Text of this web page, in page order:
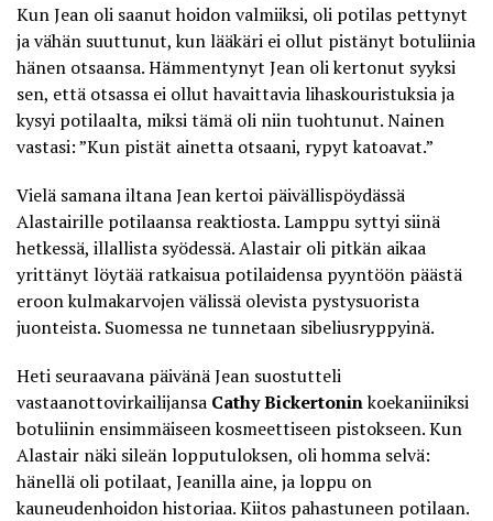
Kun Jean oli saanut hoidon valmiiksi, oli potilas pettynyt
ja vähän suuttunut, kun lääkäri ei ollut pistänyt botuliinia
hänen otsaansa. Hämmentynyt Jean oli kertonut syyksi
sen, että otsassa ei ollut havaittavia lihaskouristuksia ja
kysyi potilaalta, miksi tämä oli niin tuohtunut. Nainen
vastasi: ”Kun pistät ainetta otsaani, rypyt katoavat.”
Vielä samana iltana Jean kertoi päivällispöydässä
Alastairille potilaansa reaktiosta. Lamppu syttyi siinä
hetkessä, illallista syödessä. Alastair oli pitkän aikaa
yrittänyt löytää ratkaisua potilaidensa pyyntöön päästä
eroon kulmakarvojen välissä olevista pystysuorista
juonteista. Suomessa ne tunnetaan sibeliusryppyinä.
Heti seuraavana päivänä Jean suostutteli
vastaanottovirkailijansa Cathy Bickertoninkoekaniiniksi
botuliinin ensimmäiseen kosmeettiseen pistokseen. Kun
Alastair näki sileän lopputuloksen, oli homma selvä:
hänellä oli potilaat, Jeanilla aine, ja loppu on
kauneudenhoidon historiaa. Kiitos pahastuneen potilaan.